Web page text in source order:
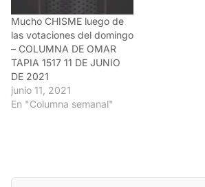
Mucho CHISME luego de
las votaciones del domingo
– COLUMNA DE OMAR
TAPIA 1517 11 DE JUNIO
DE 2021
junio 11, 2021
En "Columna semanal"